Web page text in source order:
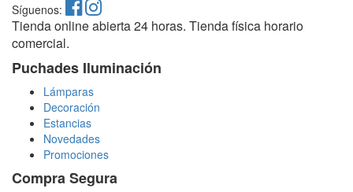
Síguenos:
Tienda online abierta 24 horas. Tienda física horario
comercial.
Puchades Iluminación
Lámparas
Decoración
Estancias
Novedades
Promociones
Compra Segura